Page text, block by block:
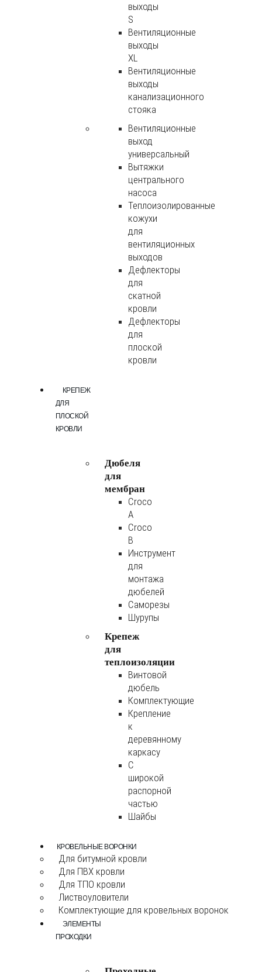
выходы
S
Вентиляционные
выходы
XL
Вентиляционные
выходы
канализационного
стояка
Вентиляционные
выход
универсальный
Вытяжки
центрального
насоса
Теплоизолированные
кожухи
для
вентиляционных
выходов
Дефлекторы
для
скатной
кровли
Дефлекторы
для
плоской
кровли
КРЕПЕЖ
ДЛЯ
ПЛОСКОЙ
КРОВЛИ
Дюбеля
для
мембран
Croco
A
Croco
B
Инструмент
для
монтажа
дюбелей
Саморезы
Шурупы
Крепеж
для
теплоизоляции
Винтовой
дюбель
Комплектующие
Крепление
к
деревянному
каркасу
С
широкой
распорной
частью
Шайбы
КРОВЕЛЬНЫЕ ВОРОНКИ
Для битумной кровли
Для ПВХ кровли
Для ТПО кровли
Листвоуловители
Комплектующие для кровельных воронок
ЭЛЕМЕНТЫ
ПРОХОДКИ